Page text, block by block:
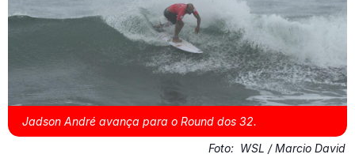
Jadson André avança para o Round dos 32.
Foto: WSL / Marcio David